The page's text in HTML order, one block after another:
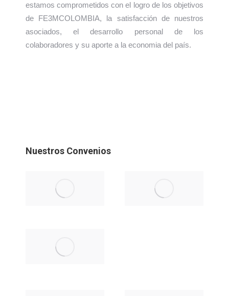
estamos comprometidos con el logro de los objetivos
de FE3MCOLOMBIA, la satisfacción de nuestros
asociados, el desarrollo personal de los
colaboradores y su aporte a la economia del país.
Nuestros Convenios